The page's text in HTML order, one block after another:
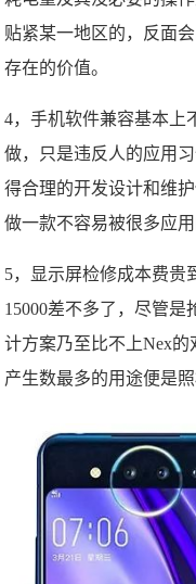
贴紧某一地区的，反面
存在的价值。
4，手机软件兼容基本上
做，只是违反人的应用
得合理的开发设计和维
做一款不容易被很多应用
5，显示屏检修成本费贵
15000差不多了，尽管是
计方案乃至比不上Nex
产生数最多的用途便是照